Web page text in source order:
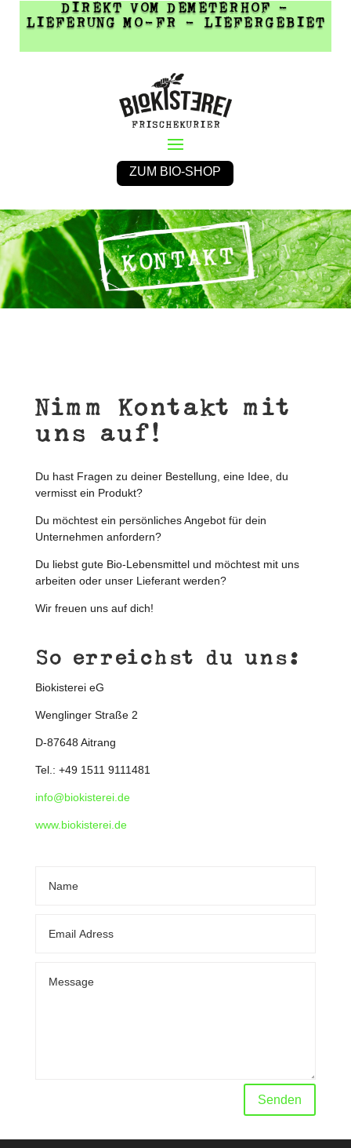
DIREKT VOM DEMETERHOF -
LIEFERUNG MO-FR - LIEFERGEBIET
ZUM BIO-SHOP
Nimm Kontakt mit
uns auf!
Du hast Fragen zu deiner Bestellung, eine Idee, du
vermisst ein Produkt?
Du möchtest ein persönliches Angebot für dein
Unternehmen anfordern?
Du liebst gute Bio-Lebensmittel und möchtest mit uns
arbeiten oder unser Lieferant werden?
Wir freuen uns auf dich!
So erreichst du uns:
Biokisterei eG
Wenglinger Straße 2
D-87648 Aitrang
Tel.: +49 1511 9111481
info@biokisterei.de
www.biokisterei.de
Senden